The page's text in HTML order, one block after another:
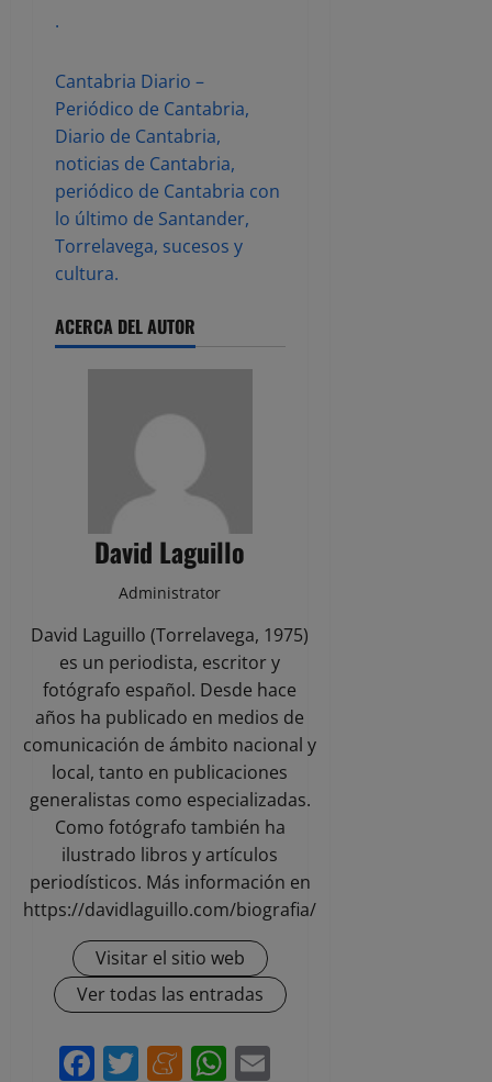
.
Cantabria Diario –
Periódico de Cantabria,
Diario de Cantabria,
noticias de Cantabria,
periódico de Cantabria con
lo último de Santander,
Torrelavega, sucesos y
cultura.
ACERCA DEL AUTOR
David Laguillo
Administrator
David Laguillo (Torrelavega, 1975)
es un periodista, escritor y
fotógrafo español. Desde hace
años ha publicado en medios de
comunicación de ámbito nacional y
local, tanto en publicaciones
generalistas como especializadas.
Como fotógrafo también ha
ilustrado libros y artículos
periodísticos. Más información en
https://davidlaguillo.com/biografia/
Visitar el sitio web
Ver todas las entradas
Facebook
Twitter
Meneame
WhatsApp